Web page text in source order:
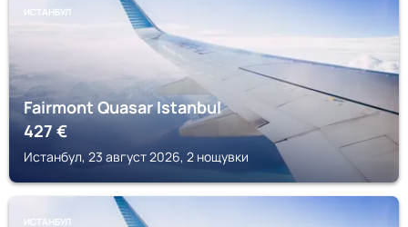
ИСТАНБУЛ
Fairmont Quasar Istanbul
427€
Истанбул, 23 август 2026, 2 нощувки
ИСТАНБУЛ